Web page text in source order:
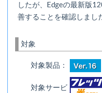
したが、Edgeの最新版
善することを確認しまし
対象
対象製品：
対象サービ